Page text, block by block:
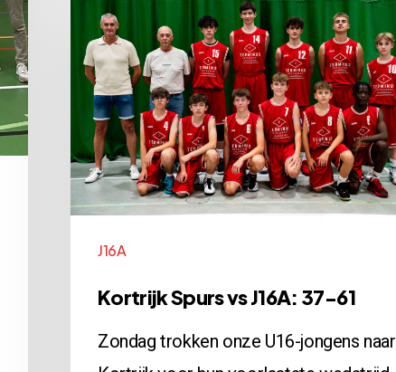
Spurs
vs
J16A:
37-
61
J16A
Kortrijk Spurs vs J16A: 37-61
Zondag trokken onze U16-jongens naar